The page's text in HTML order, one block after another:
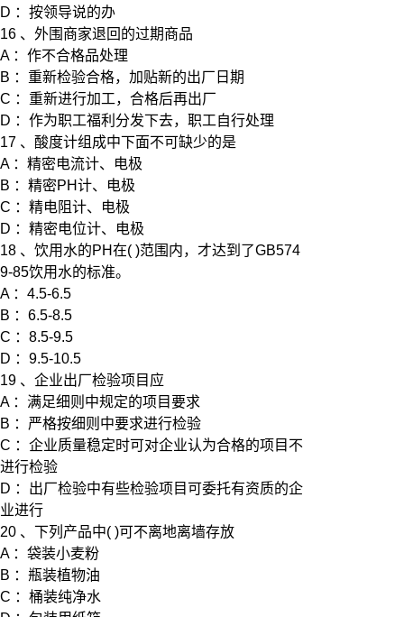
D ：按领导说的办
16 、外围商家退回的过期商品
A ：作不合格品处理
B ：重新检验合格，加贴新的出厂日期
C ：重新进行加工，合格后再出厂
D ：作为职工福利分发下去，职工自行处理
17 、酸度计组成中下面不可缺少的是
A ：精密电流计、电极
B ：精密PH计、电极
C ：精电阻计、电极
D ：精密电位计、电极
18 、饮用水的PH在( )范围内，才达到了GB574
9-85饮用水的标准。
A ：4.5-6.5
B ：6.5-8.5
C ：8.5-9.5
D ：9.5-10.5
19 、企业出厂检验项目应
A ：满足细则中规定的项目要求
B ：严格按细则中要求进行检验
C ：企业质量稳定时可对企业认为合格的项目不
进行检验
D ：出厂检验中有些检验项目可委托有资质的企
业进行
20 、下列产品中( )可不离地离墙存放
A ：袋装小麦粉
B ：瓶装植物油
C ：桶装纯净水